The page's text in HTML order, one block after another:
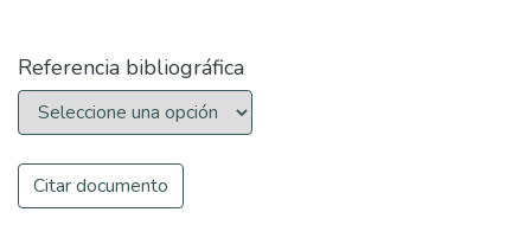
Referencia bibliográfica
Citar documento